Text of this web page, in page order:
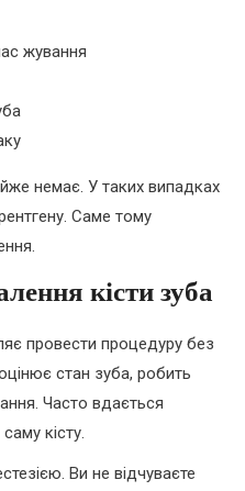
жування
немає. У таких випадках
Саме тому
кісти зуба
провести процедуру без
стан зуба, робить
Часто вдається
кісту.
Ви не відчуваєте